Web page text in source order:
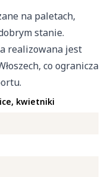
na paletach,
stanie.
realizowana jest
co ogranicza
kwietniki